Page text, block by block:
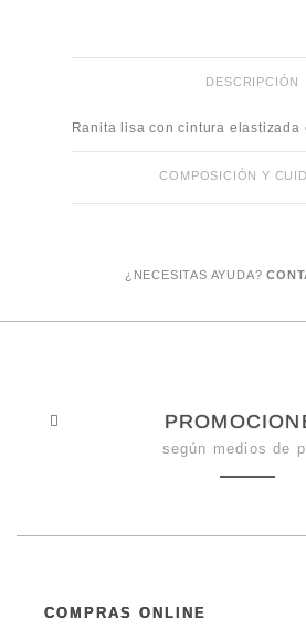
DESCRIPCIÓN
Ranita lisa con cintura elastizada
COMPOSICIÓN Y
¿NECESITAS AYUDA?
según medios de
COMPRAS ONLINE